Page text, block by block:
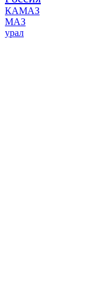
КАМАЗ
МАЗ
урал